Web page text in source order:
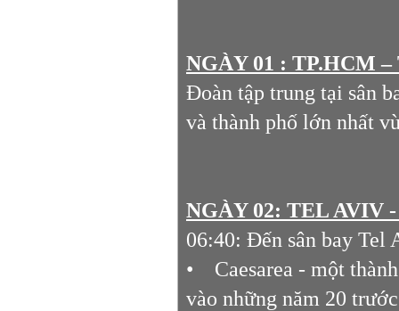
NGÀY 01 : TP.HCM
Đoàn tập trung tại sân
và thành phố lớn nhất
NGÀY 02: TEL AVIV
06:40: Đến sân bay Tel
• Caesarea - một
vào những năm 20